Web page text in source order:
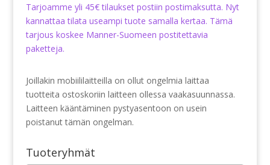
Tarjoamme yli 45€ tilaukset postiin postimaksutta. Nyt
kannattaa tilata useampi tuote samalla kertaa. Tämä
tarjous koskee Manner-Suomeen postitettavia
paketteja.
Joillakin mobiililaitteilla on ollut ongelmia laittaa
tuotteita ostoskoriin laitteen ollessa vaakasuunnassa.
Laitteen kääntäminen pystyasentoon on usein
poistanut tämän ongelman.
Tuoteryhmät